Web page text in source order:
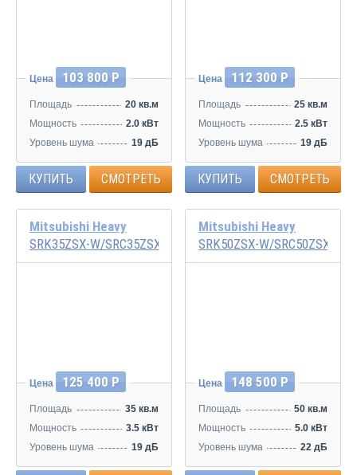
Цена 103 800 Р
Площадь
20 кв.м
Мощность
2.0 кВт
Уровень шума
19 дБ
КУПИТЬ СМОТРЕТЬ
Цена 112 300 Р
Площадь
25 кв.м
Мощность
2.5 кВт
Уровень шума
19 дБ
КУПИТЬ СМОТРЕТЬ
Mitsubishi Heavy
SRK35ZSX-W/SRC35ZSX-W
Цена 125 400 Р
Площадь
35 кв.м
Мощность
3.5 кВт
Уровень шума
19 дБ
Mitsubishi Heavy
SRK50ZSX-W/SRC50ZSX-W
Цена 148 500 Р
Площадь
50 кв.м
Мощность
5.0 кВт
Уровень шума
22 дБ